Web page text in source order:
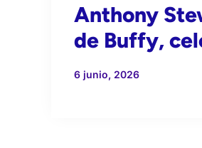
Anthony
de Buffy,
6 junio, 2026